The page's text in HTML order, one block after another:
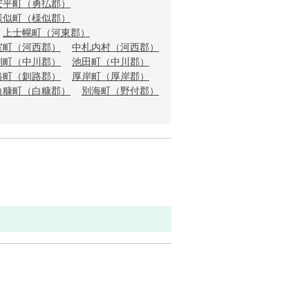
平町（勇払郡）
似町（様似郡）
上士幌町（河東郡）
（河西郡）
中札内村（河西郡）
（中川郡）
池田町（中川郡）
（釧路郡）
厚岸町（厚岸郡）
糠町（白糠郡）
別海町（野付郡）